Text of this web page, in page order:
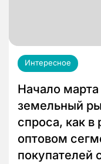
Интересное
Начало
земельный
спроса, как в
оптовом
покупателей